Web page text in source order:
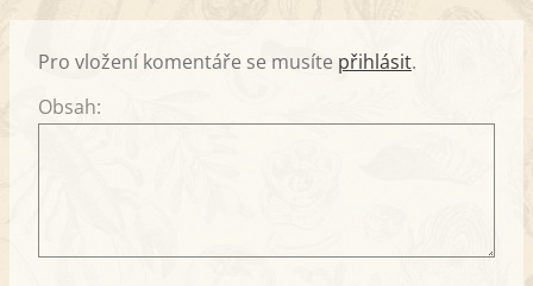
Pro vložení komentáře se musíte přihlásit.
Obsah: